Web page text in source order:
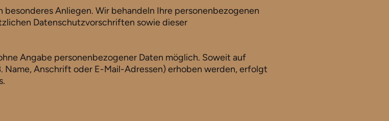
Anliegen. Wir behandeln Ihre personenbezogenen
Datenschutzvorschriften sowie dieser
Angabe personenbezogener Daten möglich. Soweit auf
Name, Anschrift oder E-Mail-Adressen) erhoben werden, erfolgt